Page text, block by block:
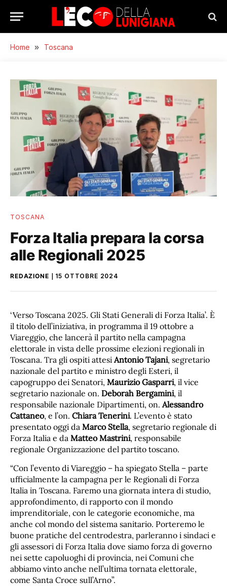
Home » Toscana
TOSCANA
Forza Italia prepara la corsa
alle Regionali 2025
REDAZIONE 15 OTTOBRE 2024
‘Verso Toscana 2025. Gli Stati Generali di Forza Italia’. È
il titolo dell’iniziativa, in programma il 19 ottobre a
Viareggio, che lancerà il partito nella campagna
elettorale in vista delle prossime elezioni regionali in
Toscana. Tra gli ospiti attesi Antonio Tajani, segretario
nazionale del partito e ministro degli Esteri, il
capogruppo dei Senatori, Maurizio Gasparri, il vice
segretario nazionale on. Deborah Bergamini, il
responsabile nazionale Dipartimenti, on. Alessandro
Cattaneo, e l’on. Chiara Tenerini. L’evento è stato
presentato oggi da Marco Stella, segretario regionale di
Forza Italia e da Matteo Mastrini, responsabile
regionale Organizzazione del partito toscano.
“Con l’evento di Viareggio – ha spiegato Stella – parte
ufficialmente la campagna per le Regionali di Forza
Italia in Toscana. Faremo una giornata intera di studio,
approfondimento, di rapporto con il mondo
imprenditoriale, con le categorie economiche, ma
anche col mondo del sistema sanitario. Porteremo le
buone pratiche del centrodestra, parleranno i sindaci e
gli assessori di Forza Italia dove siamo forza di governo
nei sette capoluoghi di provincia, nei Comuni che
abbiamo vinto anche nell’ultima tornata elettorale,
come Santa Croce sull’Arno”.